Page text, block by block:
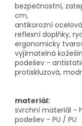
bezpečnostní,
cm,
antikorozní
reflexní doplňky,
ergonomicky
vyjímatelná
podešev -
protiskluzová,
materiál:
svrchní materiál -
podešev - PU / PU